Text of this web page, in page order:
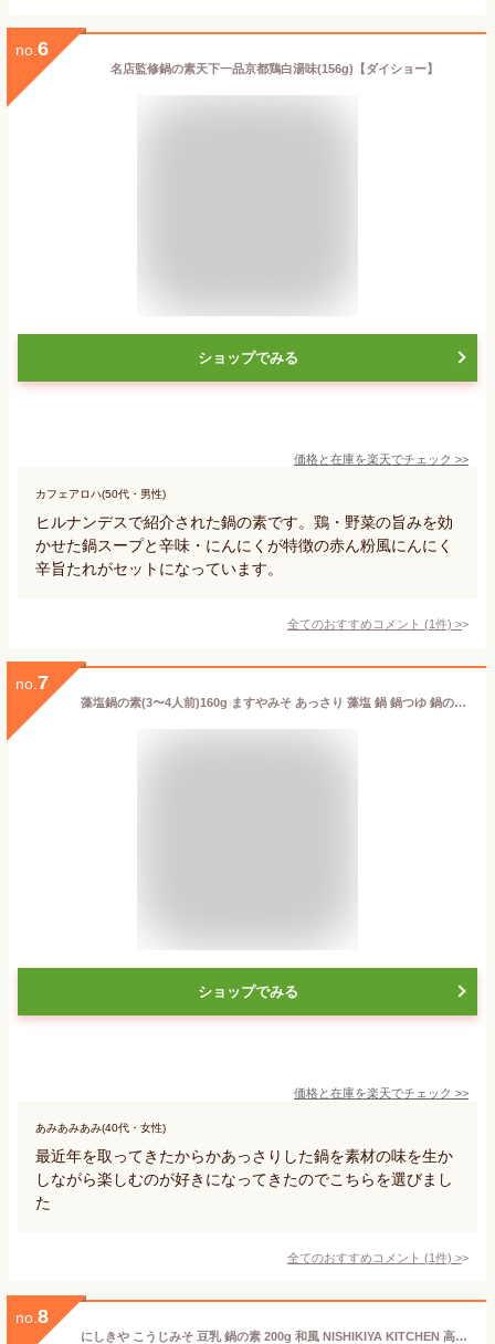
no. 6
名店監修鍋の素天下一品京都鶏白湯味(156g)【ダイショー】
ショップでみる
価格と在庫を楽天でチェック >>
カフェアロハ(50代・男性)
ヒルナンデスで紹介された鍋の素です。鶏・野菜の旨みを効
かせた鍋スープと辛味・にんにくが特徴の赤ん粉風にんにく
辛旨たれがセットになっています。
全てのおすすめコメント (1件) >
no. 7
藻塩鍋の素(3〜4人前)160g ますやみそ あっさり 藻塩 鍋 鍋つゆ 鍋の素 鍋スープ 藻塩鍋 塩 オルニチン おすすめ 人気商品 しじみ レタス キャベツ なべ
ショップでみる
価格と在庫を楽天でチェック >>
あみあみあみ(40代・女性)
最近年を取ってきたからかあっさりした鍋を素材の味を生か
しながら楽しむのが好きになってきたのでこちらを選びまし
た
全てのおすすめコメント (1件) >
no. 8
にしきや こうじみそ 豆乳 鍋の素 200g 和風 NISHIKIYA KITCHEN 高級 レトルト 鍋 なべ 鍋の素 無添加 贅沢 高級 特別 絶品 お取り寄せ グルメ 単身赴任 仕送り プレゼント にしき食品